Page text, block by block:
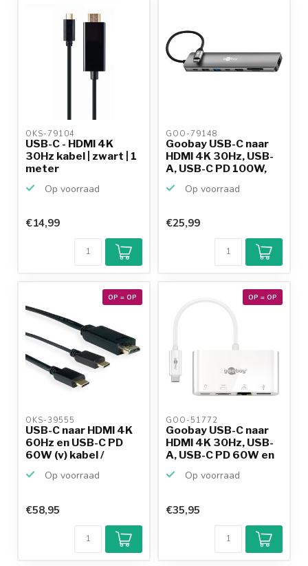
OKS-79104
USB-C - HDMI 4K
30Hz kabel | zwart | 1
meter
Op voorraad
€14,99
GOO-79148
Goobay USB-C naar
HDMI 4K 30Hz, USB-
A, USB-C PD 100W,
Op voorraad
Klantenbeoordeling
9,2/10
Achteraf
betalen mogelijk
productkennis
€25,99
OP = OP
OKS-39555
USB-C naar HDMI 4K
60Hz en USB-C PD
60W (v) kabel /
Op voorraad
€58,95
OP = OP
GOO-51772
Goobay USB-C naar
HDMI 4K 30Hz, USB-
A, USB-C PD 60W en
Op voorraad
€35,95